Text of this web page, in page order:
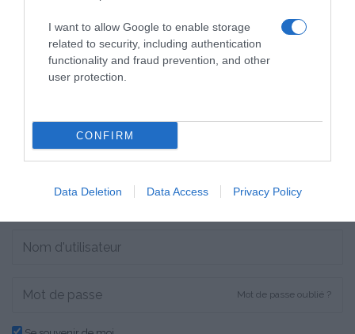
I want to allow Google to enable storage
related to security, including authentication
functionality and fraud prevention, and other
user protection.
CONFIRM
Data Deletion Data Access Privacy Policy
CONNEXION
Mot de passe oublié ?